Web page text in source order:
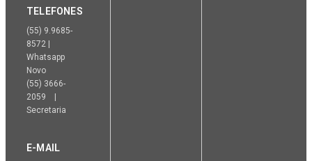
TELEFONES
(55) 9.9685-
8572 |
Whatsapp
Novo
(55) 3666-
2059 |
Secretaria
E-MAIL